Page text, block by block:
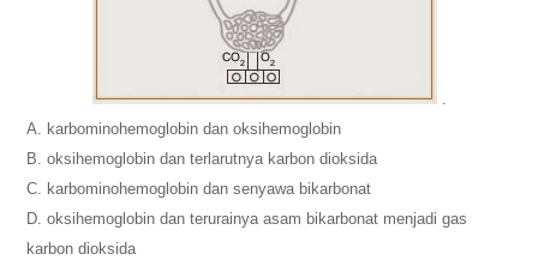
.
A. karbominohemoglobin dan oksihemoglobin
B. oksihemoglobin dan terlarutnya karbon dioksida
C. karbominohemoglobin dan senyawa bikarbonat
D. oksihemoglobin dan terurainya asam bikarbonat menjadi gas
karbon dioksida